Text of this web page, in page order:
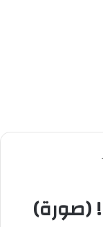
(صورة)